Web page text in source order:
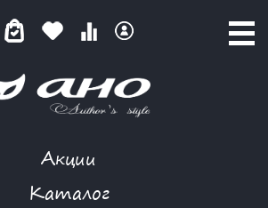
Акции
КаталогТОВАРОВ